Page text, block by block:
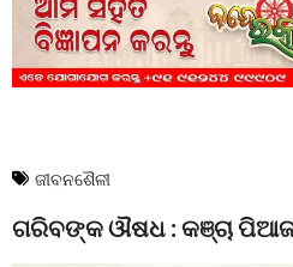
ଜୀବନଶୈଳୀ
ଗରିବଙ୍କ ଔଷଧ : କଞ୍ଚା